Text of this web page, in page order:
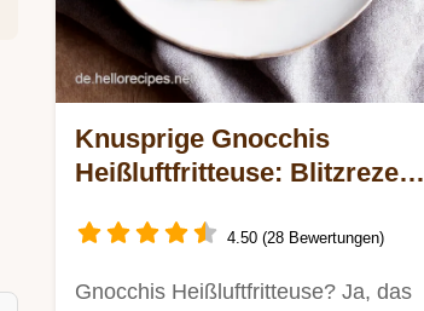
Knusprige Gnocchis
Heißluftfritteuse: Blitzrezept!
4.50 (28 Bewertungen)
Gnocchis Heißluftfritteuse? Ja, das